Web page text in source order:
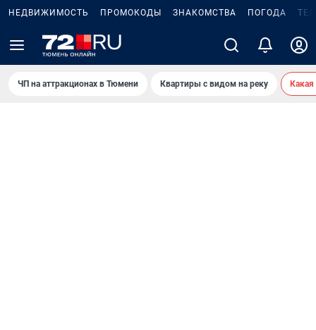
НЕДВИЖИМОСТЬ ПРОМОКОДЫ ЗНАКОМСТВА ПОГОДА
ЧП на аттракционах в Тюмени Квартиры с видом на реку